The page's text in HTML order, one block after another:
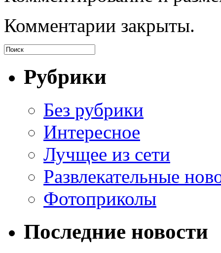
Комментарии закрыты.
Рубрики
Без рубрики
Интересное
Лучщее из сети
Развлекательные
Фотоприколы
Последние новости